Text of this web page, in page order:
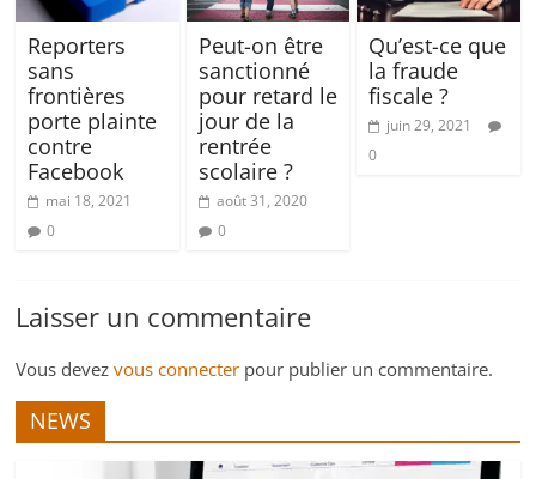
Reporters
sans
frontières
porte plainte
contre
Facebook
mai 18, 2021
0
Peut-on être
sanctionné
pour retard le
jour de la
rentrée
scolaire ?
août 31, 2020
0
Qu’est-ce que
la fraude
fiscale ?
juin 29, 2021
0
Laisser un commentaire
Vous devezvous connecter pour publier un commentaire.
NEWS